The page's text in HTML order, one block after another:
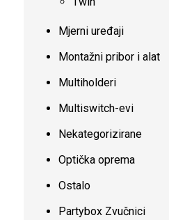
Mjerni uređaji
Montažni pribor i alat
Multiholderi
Multiswitch-evi
Nekategorizirane
Optička oprema
Ostalo
Partybox Zvučnici